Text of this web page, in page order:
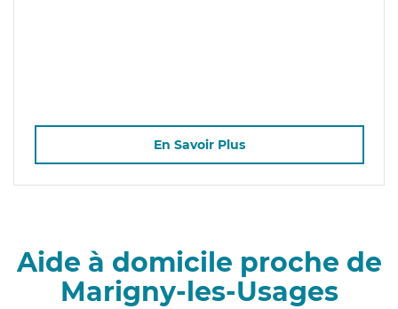
En Savoir Plus
Aide à domicile proche de
Marigny-les-Usages